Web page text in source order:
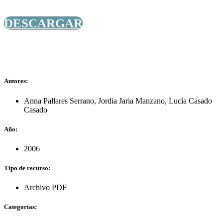
DESCARGAR
Autores:
Anna Pallares Serrano, Jordia Jaria Manzano, Lucía Casado
Casado
Año:
2006
Tipo de recurso:
Archivo PDF
Categorías: